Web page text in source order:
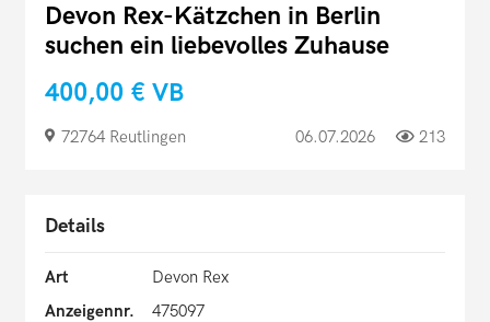
Devon Rex-Kätzchen in Berlin
suchen ein liebevolles Zuhause
400,00 € VB
72764 Reutlingen 06.07.2026 213
Details
Art
Devon Rex
Anzeigennr.
475097